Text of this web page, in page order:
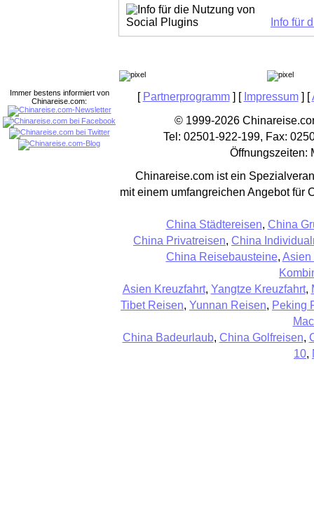
Info für
[ Partnerprogramm] [ Impressum] [
© 1999-2026
Tel: 02501-922-199, Fax:
Öffnungszeiten:
Chinareise.com ist ein
mit einem umfangreichen Angebot für
China Städtereisen, China
China Privatreisen, China
China Reisebausteine, Asien
Asien Kreuzfahrt, Yangtze Kreuzfahrt,
Tibet Reisen, Yunnan Reisen, Peking
China Badeurlaub, China Golfreisen,
10,
Immer bestens informiert von
Chinareise.com: